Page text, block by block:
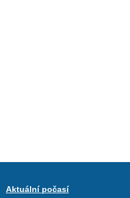
Aktuální počasí